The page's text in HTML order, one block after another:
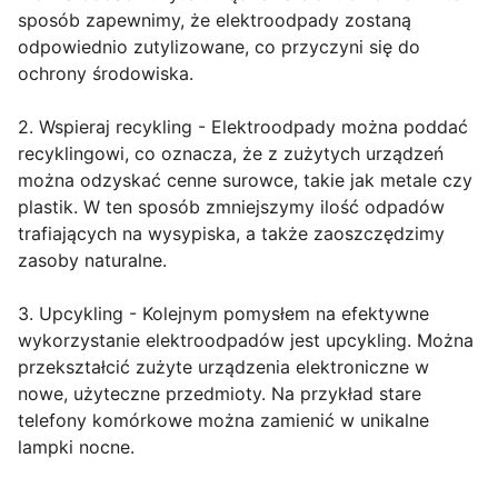
sposób zapewnimy, że elektroodpady zostaną
odpowiednio zutylizowane, co przyczyni się do
ochrony środowiska.
2. Wspieraj recykling - Elektroodpady można poddać
recyklingowi, co oznacza, że z zużytych urządzeń
można odzyskać cenne surowce, takie jak metale czy
plastik. W ten sposób zmniejszymy ilość odpadów
trafiających na wysypiska, a także zaoszczędzimy
zasoby naturalne.
3. Upcykling - Kolejnym pomysłem na efektywne
wykorzystanie elektroodpadów jest upcykling. Można
przekształcić zużyte urządzenia elektroniczne w
nowe, użyteczne przedmioty. Na przykład stare
telefony komórkowe można zamienić w unikalne
lampki nocne.